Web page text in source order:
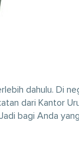
dahulu. Di
dari Kantor
bagi Anda yang